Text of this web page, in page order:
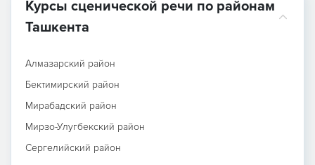
Курсы сценической речи по районам
Ташкента
Алмазарский район
Бектимирский район
Мирабадский район
Мирзо-Улугбекский район
Сергелийский район